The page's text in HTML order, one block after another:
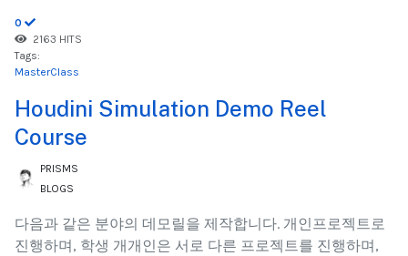
0
2163 HITS
Tags:
MasterClass
Houdini Simulation Demo Reel
Course
PRISMS
BLOGS
다음과 같은 분야의 데모릴을 제작합니다. 개인프로젝트로
진행하며, 학생 개개인은 서로 다른 프로젝트를 진행하며,